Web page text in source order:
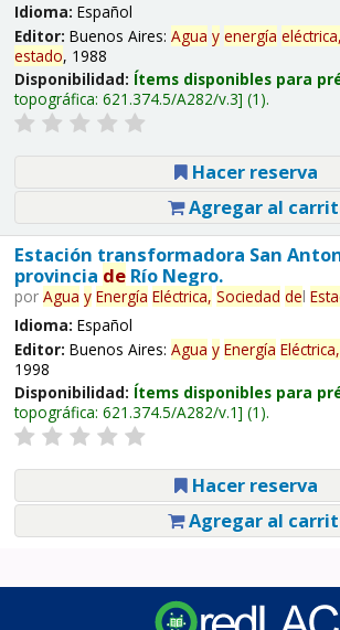
Idioma: Español
Editor: Buenos Aires: Agua y energía eléctrica,
estado, 1988
Disponibilidad: Ítems disponibles para
topográfica: 621.374.5/A282/v.3 (1).
Hacer reserva
Agregar al
Estación transformadora San
provincia deRío Negro.
por Agua y Energía Eléctrica, Sociedad del
Idioma: Español
Editor: Buenos Aires: Agua y Energía Eléctrica,
1998
Disponibilidad: Ítems disponibles para
topográfica: 621.374.5/A282/v.1 (1).
Hacer reserva
Agregar al